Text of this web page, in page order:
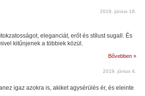
2019. június 18.
eleganciát, erőt és stílust sugall. És
kitűnjenek a többiek közül.
Bővebben »
2019. június 4.
igaz azokra is, akiket agysérülés ér, és eleinte